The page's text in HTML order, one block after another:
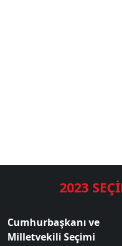
2023
Cumhurbaşkanı ve
Milletvekili Seçimi